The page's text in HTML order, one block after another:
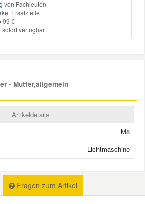
von Fachleuten
Ersatzteile
99 €
verfügbar
- Mutter,allgemein
Artikeldetails
M8
Lichtmaschine
Fragen zum Artikel